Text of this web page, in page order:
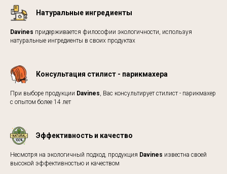
Натуральные ингредиенты
Davines придерживается философии экологичности, используя
натуральные ингредиенты в своих продуктах
Консультация стилист - парикмахера
При выборе продукции Davines, Вас консультирует стилист - парикмахер
с опытом более 14 лет
Эффективность и качество
Несмотря на экологичный подход, продукция Davines известна своей
высокой эффективностью и качеством